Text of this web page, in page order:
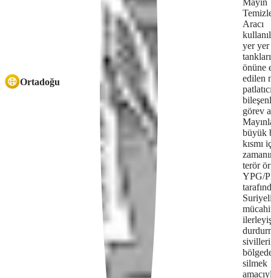
Ortadoğu
network
because
supported.
Mayın
Aracı
yer yer
önüne
edilen
görev
büyük
kısmı
terör
YPG/
sivilleri
silmek